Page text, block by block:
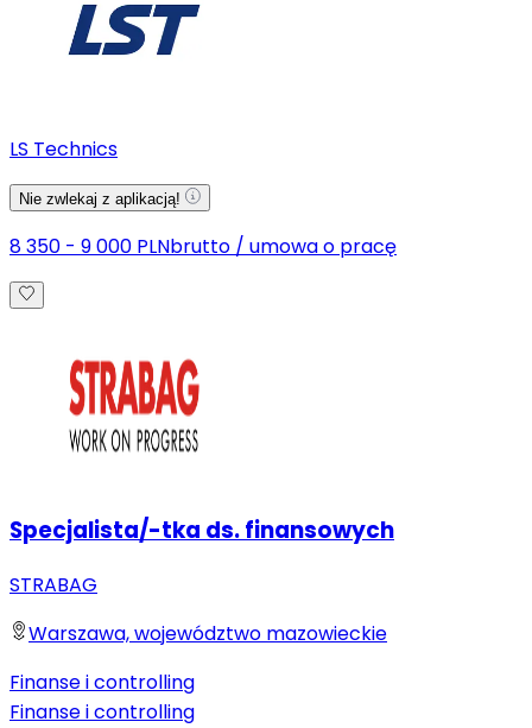
LS Technics
Nie zwlekaj z aplikacją!
8 350 - 9 000 PLNbrutto / umowa o pracę
Specjalista/-tka ds. finansowych
STRABAG
Warszawa, województwo mazowieckie
Finanse i controlling
Finanse i controlling